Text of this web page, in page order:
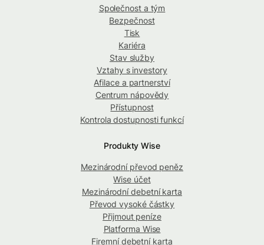
Společnost a tým
Bezpečnost
Tisk
Kariéra
Stav služby
Vztahy s investory
Afilace a partnerství
Centrum nápovědy
Přístupnost
Kontrola dostupnosti funkcí
Produkty Wise
Mezinárodní převod peněz
Wise účet
Mezinárodní debetní karta
Převod vysoké částky
Přijmout peníze
Platforma Wise
Firemní debetní karta